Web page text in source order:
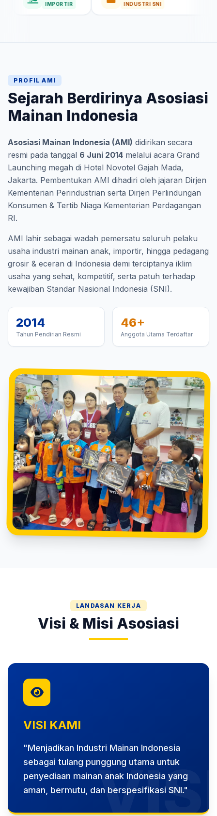
IMPORTIR INDUSTRI SNI
PROFIL AMI
Sejarah Berdirinya Asosiasi
Mainan Indonesia
Asosiasi Mainan Indonesia (AMI) didirikan secara
resmi pada tanggal 6 Juni 2014 melalui acara Grand
Launching megah di Hotel Novotel Gajah Mada,
Jakarta. Pembentukan AMI dihadiri oleh jajaran Dirjen
Kementerian Perindustrian serta Dirjen Perlindungan
Konsumen & Tertib Niaga Kementerian Perdagangan
RI.
AMI lahir sebagai wadah pemersatu seluruh pelaku
usaha industri mainan anak, importir, hingga pedagang
grosir & eceran di Indonesia demi terciptanya iklim
usaha yang sehat, kompetitif, serta patuh terhadap
kewajiban Standar Nasional Indonesia (SNI).
2014
Tahun Pendirian Resmi
46+
Anggota Utama Terdaftar
LANDASAN KERJA
Visi & Misi Asosiasi
VISI KAMI
"Menjadikan Industri Mainan Indonesia
sebagai tulang punggung utama untuk
penyediaan mainan anak Indonesia yang
aman, bermutu, dan berspesifikasi SNI."